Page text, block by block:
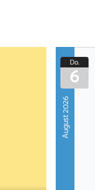
August 2026
Do.
6